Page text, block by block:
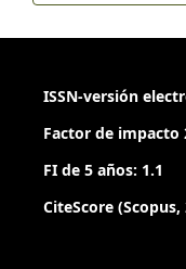
ISSN-versión
Factor de impacto
FI de 5 años: 1.1
CiteScore (Scopus,